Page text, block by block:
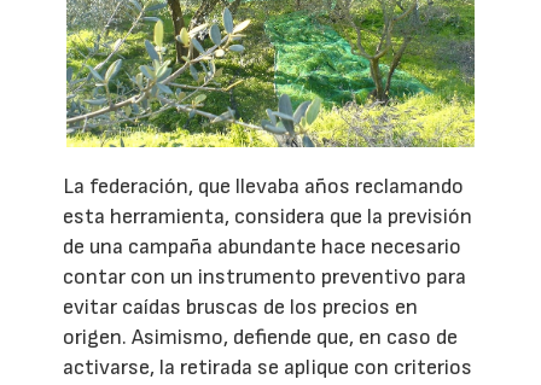
La federación, que llevaba años reclamando
esta herramienta, considera que la previsión
de una campaña abundante hace necesario
contar con un instrumento preventivo para
evitar caídas bruscas de los precios en
origen. Asimismo, defiende que, en caso de
activarse, la retirada se aplique con criterios